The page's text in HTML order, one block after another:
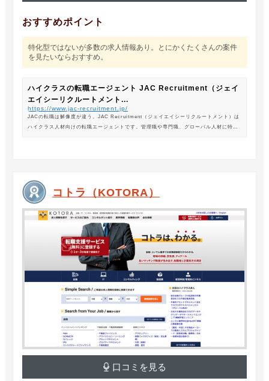
おすすめポイント
特化型ではないが多数の求人情報あり。とにかくたくさんの案件
を見たいならおすすめ。
ハイクラスの転職エージェント JAC Recruitment（ジェイ
エイシーリクルートメント...
https://www.jac-recruitment.jp/
JACの転職は解像度が違う。JAC Recruitment（ジェイエイシーリクルートメント）は
ハイクラス人材向けの転職エージェントです。管理職や専門職、グローバル人材に特化
コトラ（KOTORA）
口コミを見る